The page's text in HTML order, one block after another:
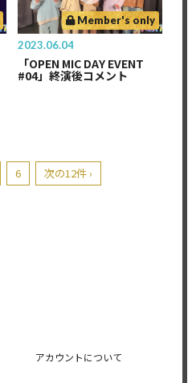
Member's only
2023.06.04
「OPEN MIC DAY EVENT
#04」終演後コメント
6 次の12件 ›
アカウントについて